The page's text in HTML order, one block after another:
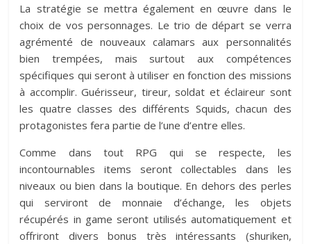
La stratégie se mettra également en œuvre dans le
choix de vos personnages. Le trio de départ se verra
agrémenté de nouveaux calamars aux personnalités
bien trempées, mais surtout aux compétences
spécifiques qui seront à utiliser en fonction des missions
à accomplir. Guérisseur, tireur, soldat et éclaireur sont
les quatre classes des différents Squids, chacun des
protagonistes fera partie de l’une d’entre elles.
Comme dans tout RPG qui se respecte, les
incontournables items seront collectables dans les
niveaux ou bien dans la boutique. En dehors des perles
qui serviront de monnaie d’échange, les objets
récupérés in game seront utilisés automatiquement et
offriront divers bonus très intéressants (shuriken,